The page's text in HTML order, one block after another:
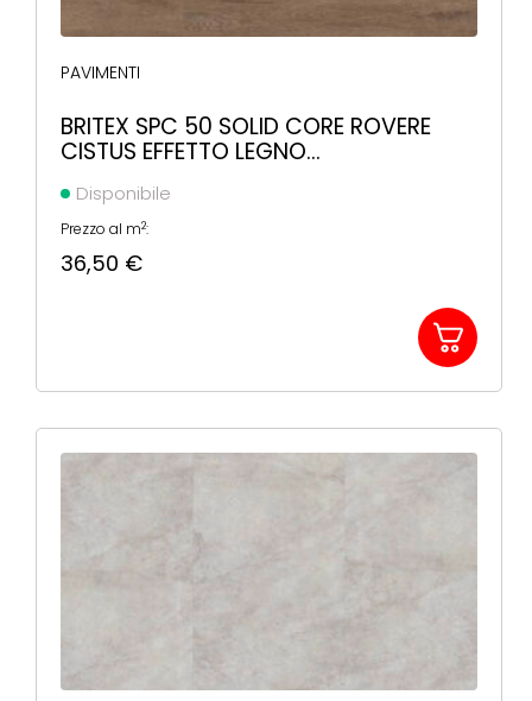
PAVIMENTI
BRITEX SPC 50 SOLID CORE ROVERE
CISTUS EFFETTO LEGNO
Disponibile
Prezzo al m2:
36,50 €